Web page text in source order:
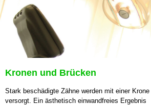
Kronen und Brücken
Stark beschädigte Zähne werden mit einer Krone
versorgt. Ein ästhetisch einwandfreies Ergebnis